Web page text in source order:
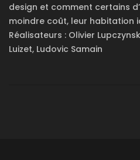
design et comment certains
moindre coût, leur habitation
Réalisateurs : Olivier
Luizet, Ludovic Samain